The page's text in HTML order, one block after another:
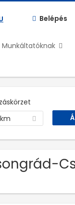
Belépés
Munkáltatóknak